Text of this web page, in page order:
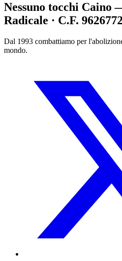
Nessuno tocchi Caino
Radicale · C.F.
Dal 1993 combattiamo per
mondo.